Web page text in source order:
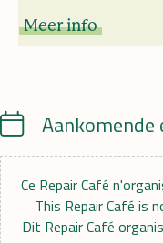
Meer info
Calendar
Ce Repair Café
This Repair Café is
Dit Repair Café